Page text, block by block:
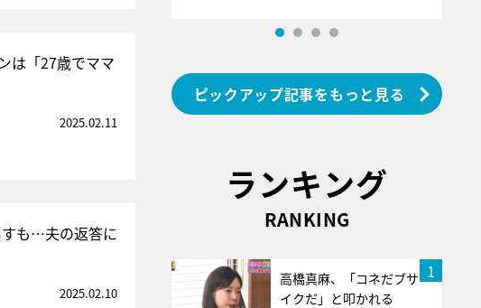
は「27歳でママ
2025.02.11
も…夫の返答に
2025.02.10
ピックアップ記事をもっと見る
ランキング
RANKING
1
高橋真麻、「コネだブサ
イクだ」と叩かれる